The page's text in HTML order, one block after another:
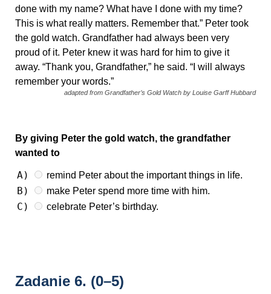
done with my name? What have I done with my time?
This is what really matters. Remember that.” Peter took
the gold watch. Grandfather had always been very
proud of it. Peter knew it was hard for him to give it
away. “Thank you, Grandfather,” he said. “I will always
remember your words.”
adapted from Grandfather’s Gold Watch by Louise Garff Hubbard
By giving Peter the gold watch, the grandfather
wanted to
A) remind Peter about the important things in life.
B) make Peter spend more time with him.
C) celebrate Peter’s birthday.
Zadanie 6. (0–5)